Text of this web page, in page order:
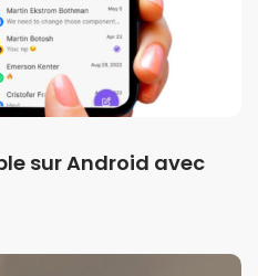
sur Android avec